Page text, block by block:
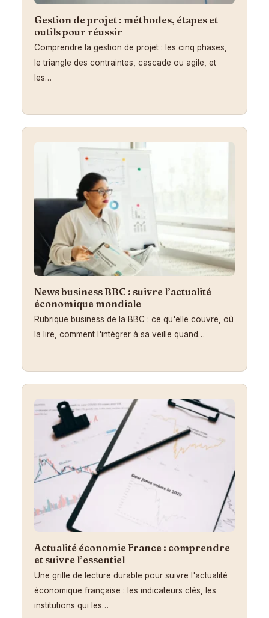
Gestion de projet : méthodes, étapes et
outils pour réussir
Comprendre la gestion de projet : les cinq phases,
le triangle des contraintes, cascade ou agile, et
les…
News business BBC : suivre l’actualité
économique mondiale
Rubrique business de la BBC : ce qu'elle couvre, où
la lire, comment l'intégrer à sa veille quand…
Actualité économie France : comprendre
et suivre l’essentiel
Une grille de lecture durable pour suivre l'actualité
économique française : les indicateurs clés, les
institutions qui les…